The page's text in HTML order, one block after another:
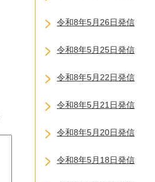
令和8年5月26日発信
令和8年5月25日発信
令和8年5月22日発信
令和8年5月21日発信
令和8年5月20日発信
令和8年5月18日発信